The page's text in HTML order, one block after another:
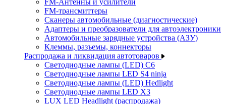
FM-Антенны и усилители
FM-трансмиттеры
Сканеры автомобильные (диагностические)
Адаптеры и преобразователи для автоэлектроники
Автомобильные зарядные устройства (АЗУ)
Клеммы, разъемы, коннекторы
Распродажа и ликвидация автотоваров
Светодиодные лампы (LED) C6
Светодиодные лампы LED S4 ninja
Светодиодные лампы (LED) Hedlight
Светодиодные лампы LED X3
LUX LED Headlight (распродажа)